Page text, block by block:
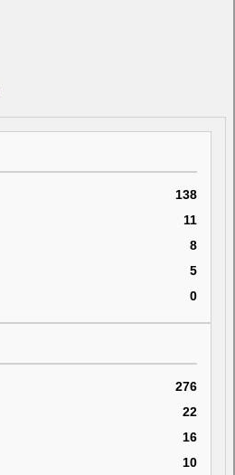
138
11
8
5
0
276
22
16
10